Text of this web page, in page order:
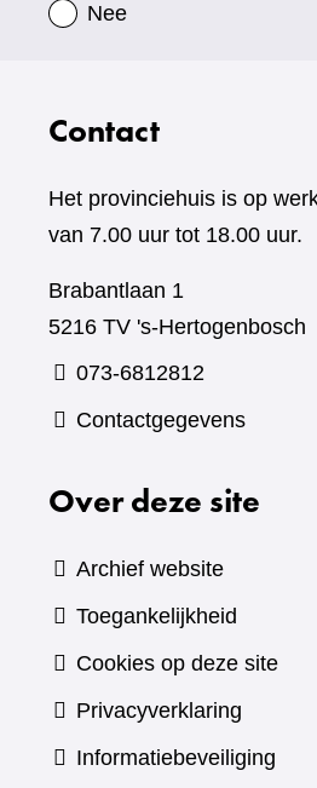
Nee
Contact
Het provinciehuis is op
van 7.00 uur tot 18.00 uur.
Brabantlaan 1
5216 TV 's-Hertogenbosch
073-6812812
Contactgegevens
Over deze site
Archief website
Toegankelijkheid
Cookies op deze site
Privacyverklaring
Informatiebeveiliging